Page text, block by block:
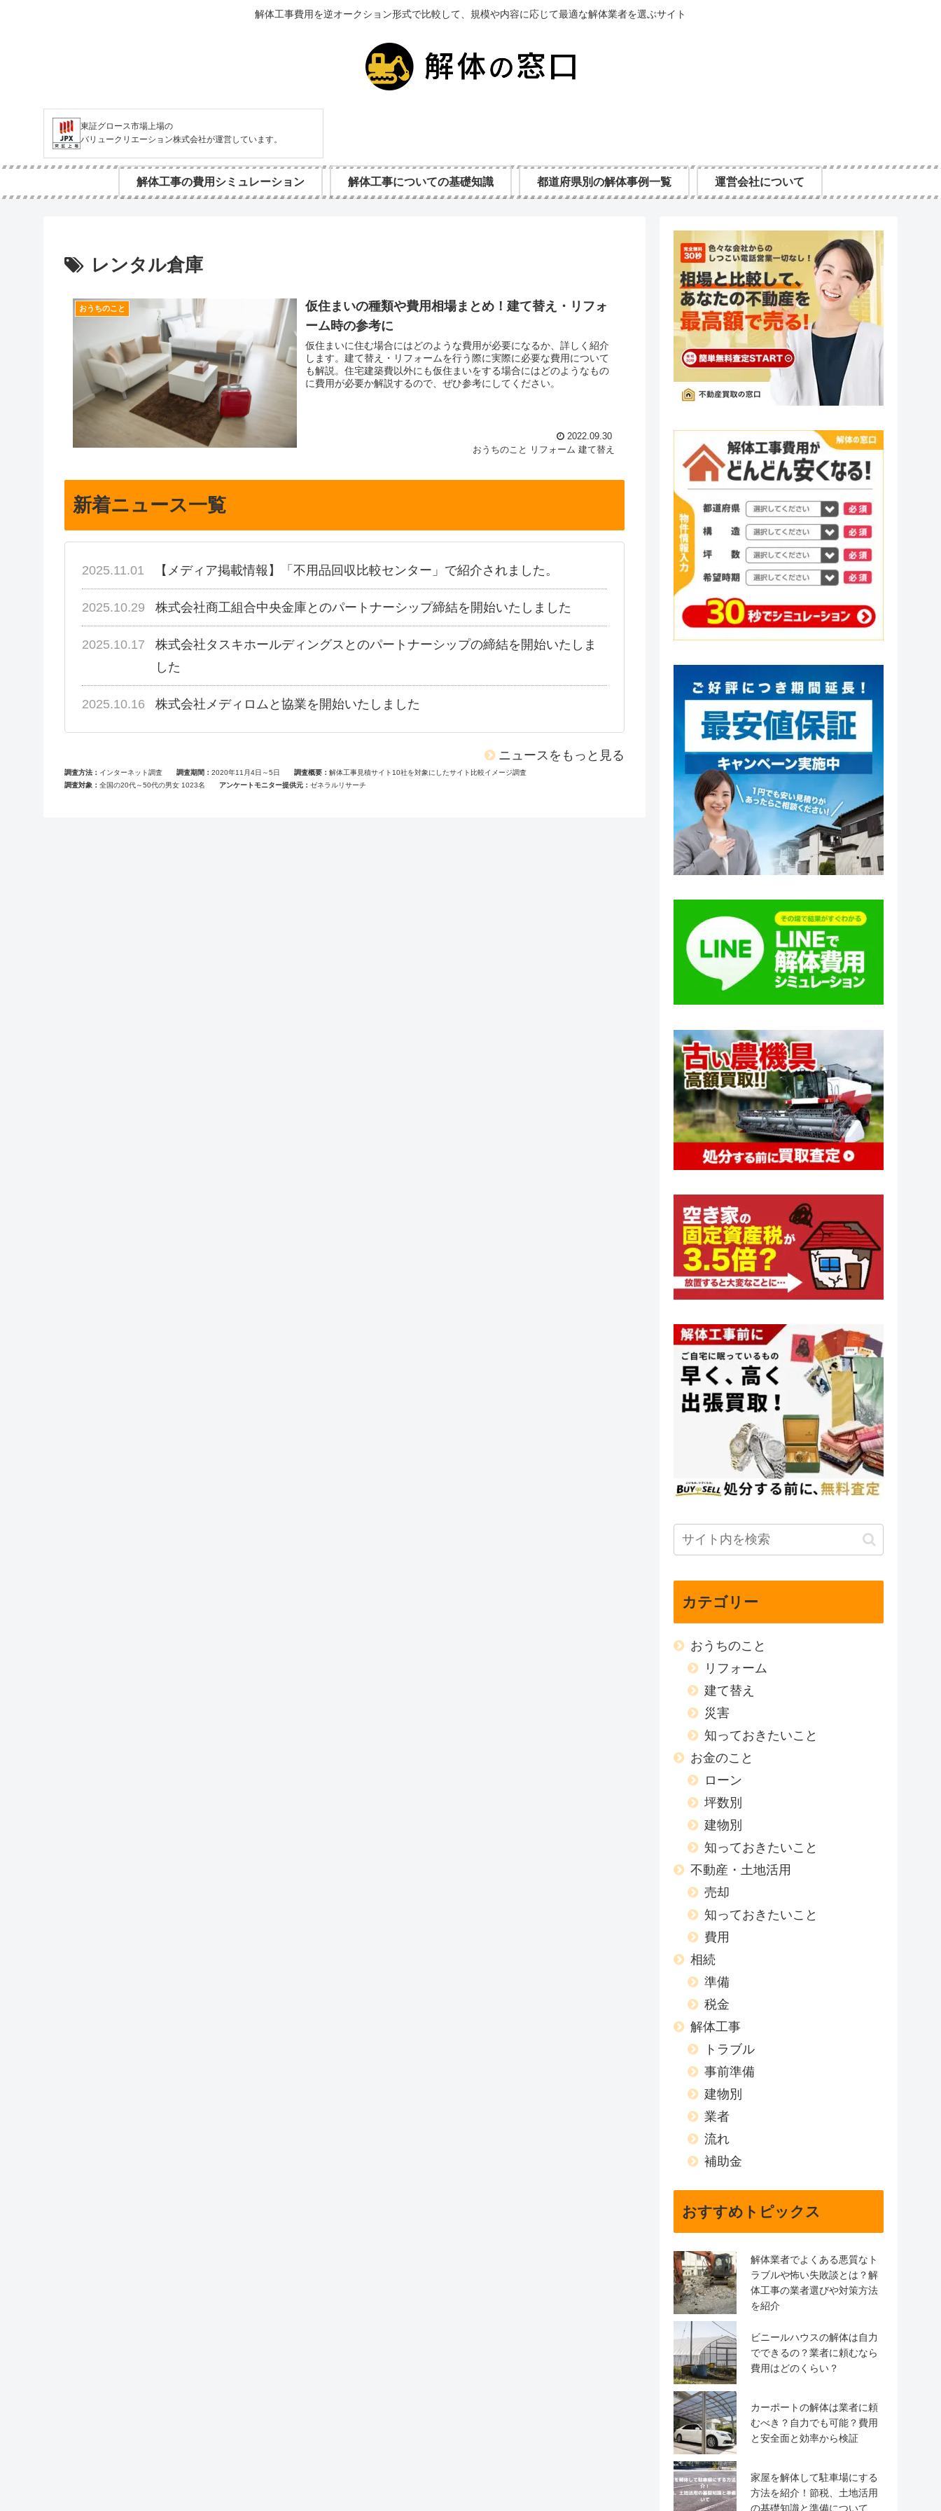
解体工事費用を逆オークション形式で比較して、規模や内容に応じて最適な解体業者を選ぶサイト
東証グロース市場上場の
バリュークリエーション株式会社が運営しています。
解体工事の費用シミュレーション 解体工事についての基礎知識 都道府県別の解体事例一覧 運営会社について
レンタル倉庫
おうちのこと
仮住まいの種類や費用相場まとめ！建て替え・リフォ
ーム時の参考に
仮住まいに住む場合にはどのような費用が必要になるか、詳しく紹介
します。建て替え・リフォームを行う際に実際に必要な費用について
も解説。住宅建築費以外にも仮住まいをする場合にはどのようなもの
に費用が必要か解説するので、ぜひ参考にしてください。
2022.09.30
おうちのこと
リフォーム 建て替え
新着ニュース一覧
2025.11.01 【メディア掲載情報】「不用品回収比較センター」で紹介されました。
2025.10.29 株式会社商工組合中央金庫とのパートナーシップ締結を開始いたしました
2025.10.17
株式会社タスキホールディングスとのパートナーシップの締結を開始いたしま
した
2025.10.16 株式会社メディロムと協業を開始いたしました
ニュースをもっと見る
調査方法 インターネット調査 調査期間 2020年11月4日～5日 調査概要
解体工事見積サイト10社を対象にしたサイト比較イメージ調査
調査対象
全国の20代～50代の男女 1023名 アンケートモニター提供元 ゼネラルリサーチ
カテゴリー
おうちのこと
リフォーム
建て替え
災害
知っておきたいこと
お金のこと
ローン
坪数別
建物別
知っておきたいこと
不動産・土地活用
売却
知っておきたいこと
費用
相続
準備
税金
解体工事
トラブル
事前準備
建物別
業者
流れ
補助金
おすすめトピックス
解体業者でよくある悪質なト
ラブルや怖い失敗談とは？解
体工事の業者選びや対策方法
を紹介
ビニールハウスの解体は自力
でできるの？業者に頼むなら
費用はどのくらい？
カーポートの解体は業者に頼
むべき？自力でも可能？費用
と安全面と効率から検証
家屋を解体して駐車場にする
方法を紹介！節税、土地活用
の基礎知識と準備について